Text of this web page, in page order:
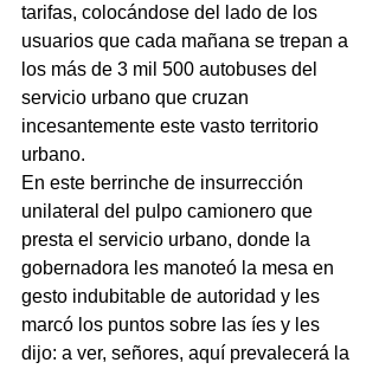
tarifas, colocándose del lado de los
usuarios que cada mañana se trepan a
los más de 3 mil 500 autobuses del
servicio urbano que cruzan
incesantemente este vasto territorio
urbano.
En este berrinche de insurrección
unilateral del pulpo camionero que
presta el servicio urbano, donde la
gobernadora les manoteó la mesa en
gesto indubitable de autoridad y les
marcó los puntos sobre las íes y les
dijo: a ver, señores, aquí prevalecerá la